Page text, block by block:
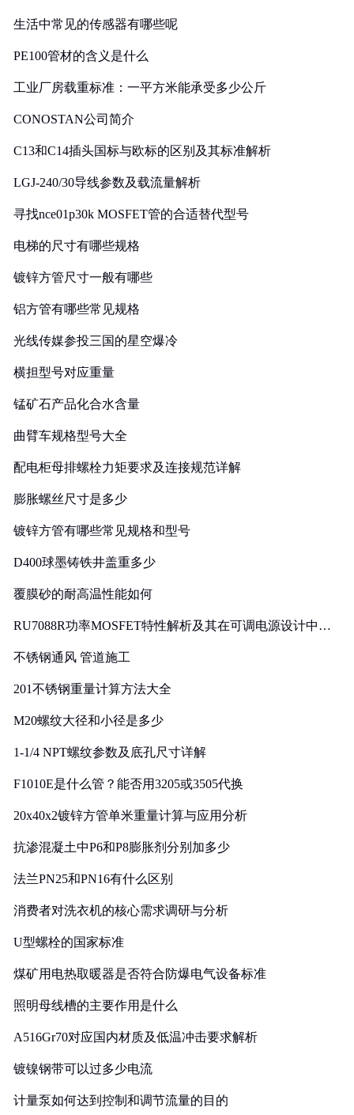
生活中常见的传感器有哪些呢
PE100管材的含义是什么
工业厂房载重标准：一平方米能承受多少公斤
CONOSTAN公司简介
C13和C14插头国标与欧标的区别及其标准解析
LGJ-240/30导线参数及载流量解析
寻找nce01p30k MOSFET管的合适替代型号
电梯的尺寸有哪些规格
镀锌方管尺寸一般有哪些
铝方管有哪些常见规格
光线传媒参投三国的星空爆冷
横担型号对应重量
锰矿石产品化合水含量
曲臂车规格型号大全
配电柜母排螺栓力矩要求及连接规范详解
膨胀螺丝尺寸是多少
镀锌方管有哪些常见规格和型号
D400球墨铸铁井盖重多少
覆膜砂的耐高温性能如何
RU7088R功率MOSFET特性解析及其在可调电源设计中的
不锈钢通风 管道施工
201不锈钢重量计算方法大全
M20螺纹大径和小径是多少
1-1/4 NPT螺纹参数及底孔尺寸详解
F1010E是什么管？能否用3205或3505代换
20x40x2镀锌方管单米重量计算与应用分析
抗渗混凝土中P6和P8膨胀剂分别加多少
法兰PN25和PN16有什么区别
消费者对洗衣机的核心需求调研与分析
U型螺栓的国家标准
煤矿用电热取暖器是否符合防爆电气设备标准
照明母线槽的主要作用是什么
A516Gr70对应国内材质及低温冲击要求解析
镀镍钢带可以过多少电流
计量泵如何达到控制和调节流量的目的